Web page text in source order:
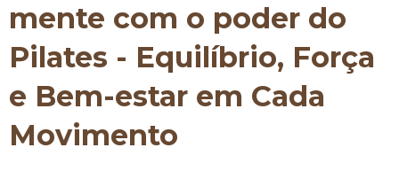
mente com o poder do
Pilates - Equilíbrio, Força
e Bem-estar em Cada
Movimento